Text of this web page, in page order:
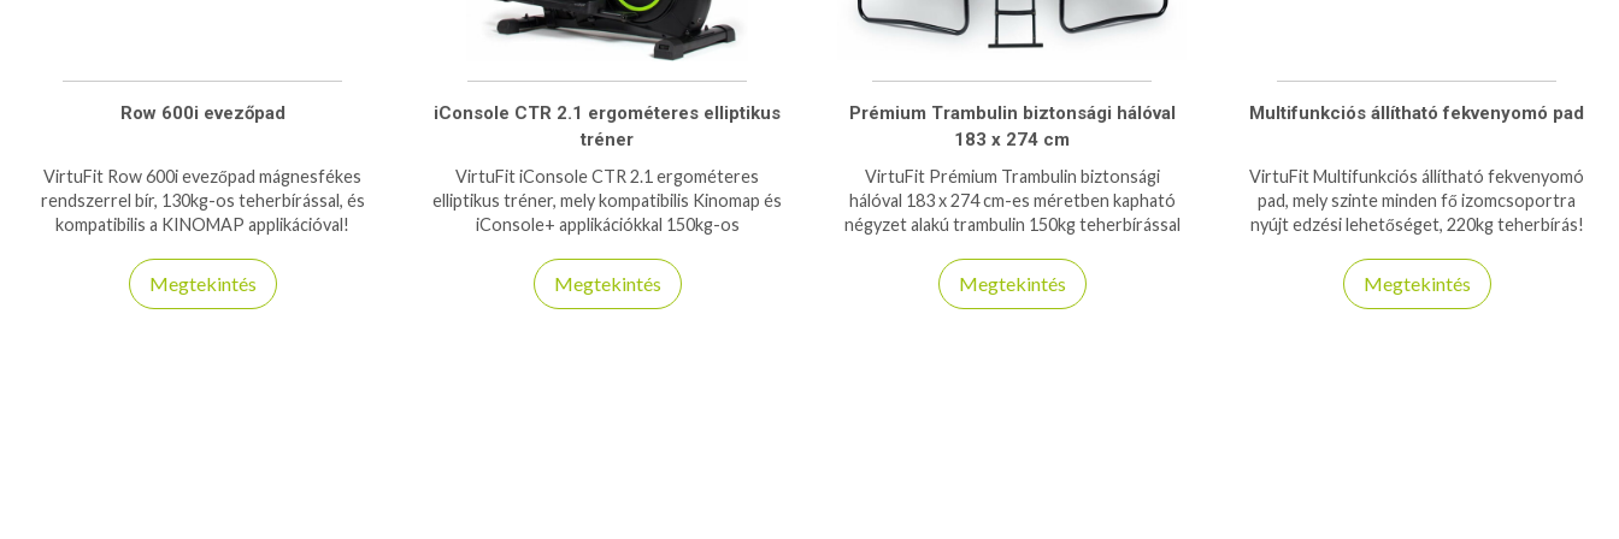
Row 600i evezőpad
VirtuFit Row 600i evezőpad mágnesfékes
rendszerrel bír, 130kg-os teherbírással, és
kompatibilis a KINOMAP applikációval!
Megtekintés
iConsole CTR 2.1 ergométeres elliptikus
tréner
VirtuFit iConsole CTR 2.1 ergométeres
elliptikus tréner, mely kompatibilis Kinomap és
iConsole+ applikációkkal 150kg-os
Megtekintés
Prémium Trambulin biztonsági hálóval
183 x 274 cm
VirtuFit Prémium Trambulin biztonsági
hálóval 183 x 274 cm-es méretben kapható
négyzet alakú trambulin 150kg teherbírással
Megtekintés
Multifunkciós állítható fekvenyomó pad
VirtuFit Multifunkciós állítható fekvenyomó
pad, mely szinte minden fő izomcsoportra
nyújt edzési lehetőséget, 220kg teherbírás!
Megtekintés